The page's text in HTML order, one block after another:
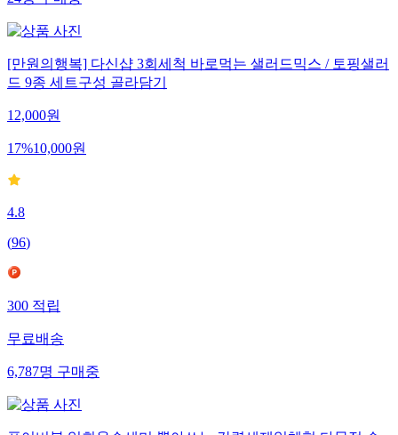
24명구매중
[만원의행복] 다신샵 3회세척 바로먹는 샐러드믹스 / 토핑샐러
드 9종 세트구성 골라담기
12,000원
17%10,000원
4.8
(96)
300적립
무료배송
6,787명구매중